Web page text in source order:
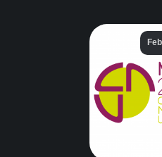
Feb